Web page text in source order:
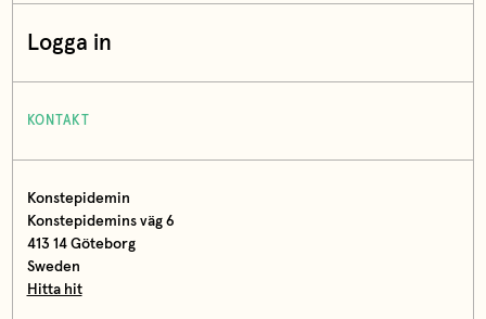
Logga in
KONTAKT
Konstepidemin
Konstepidemins väg 6
413 14 Göteborg
Sweden
Hitta hit